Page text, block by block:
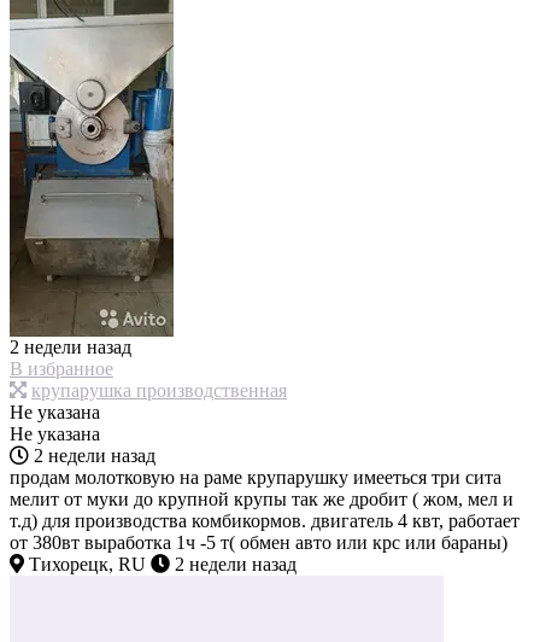
2 недели назад
В избранное
крупарушка производственная
Не указана
Не указана
2 недели назад
продам молотковую на раме крупарушку имееться три сита
мелит от муки до крупной крупы так же дробит ( жом, мел и
т.д) для производства комбикормов. двигатель 4 квт, работает
от 380вт выработка 1ч -5 т( обмен авто или крс или бараны)
Тихорецк, RU
2 недели назад